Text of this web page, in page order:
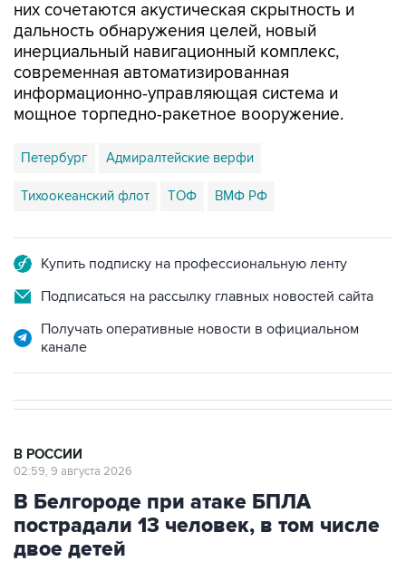
инерциальный навигационный комплекс,
современная автоматизированная
информационно-управляющая система и
мощное торпедно-ракетное вооружение.
Петербург Адмиралтейские верфи
Тихоокеанский флот ТОФ ВМФ РФ
Подписаться на рассылку главных новостей сайта
Получать оперативные новости в официальном
В Белгороде при атаке БПЛА
пострадали 13 человек, в том числе
двое детей
Москва. 9 августа. INTERFAX.RU - В результате